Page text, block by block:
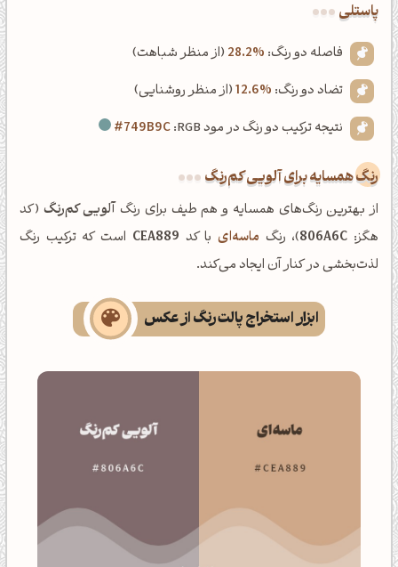
پاستلی
فاصله دو رنگ: 28.2% (از منظر شباهت)
تضاد دو رنگ: 12.6%(از منظر روشنایی)
نتیجه ترکیب دو رنگ در مود RGB:
#749B9C
رنگ همسایه برای آلویی کم‌رنگ
از بهترین رنگ‌های همسایه و هم طیف برای رنگ آلویی کم‌رنگ (کد
هگز: 806A6C)، رنگ ماسه‌ای با کد CEA889 است که ترکیب رنگ
لذت‌بخشی در کنار آن ایجاد می‌کند.
ابزار استخراج پالت رنگ از عکس